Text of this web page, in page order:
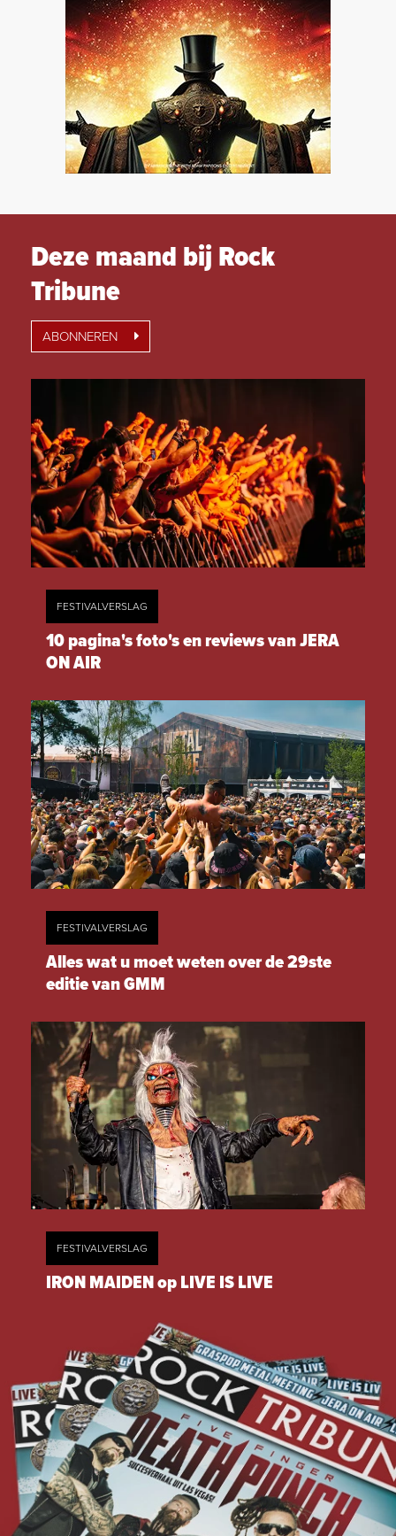
Deze maand bij Rock
Tribune
ABONNEREN
FESTIVALVERSLAG
10 pagina's foto's en reviews van JERA
ON AIR
FESTIVALVERSLAG
Alles wat u moet weten over de 29ste
editie van GMM
FESTIVALVERSLAG
IRON MAIDEN op LIVE IS LIVE